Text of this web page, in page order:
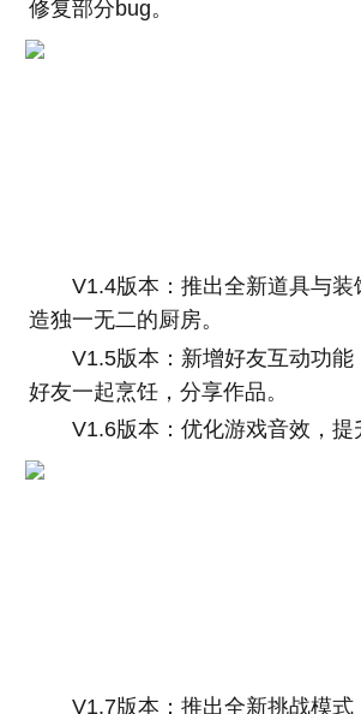
修复部分bug。
V1.4版本：推出全新道具与装
造独一无二的厨房。
V1.5版本：新增好友互动功能
好友一起烹饪，分享作品。
V1.6版本：优化游戏音效，提
V1.7版本：推出全新挑战模式